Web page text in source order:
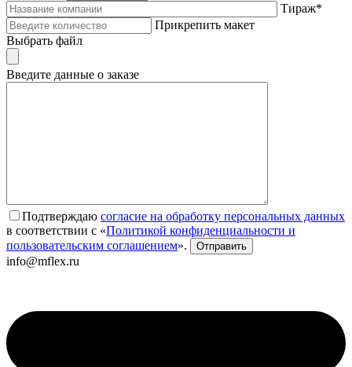
Тираж*
Прикрепить макет
Выбрать файл
Введите данные о заказе
Подтверждаю согласие на обработку персональных данных
в соответствии с «Политикой конфиденциальности и
пользовательским соглашением».
info@mflex.ru